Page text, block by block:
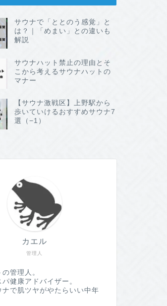
サウナで「ととのう感覚」と
は？｜「めまい」との違いも
解説
サウナハット禁止の理由とそ
こから考えるサウナハットの
マナー
【サウナ激戦区】上野駅から
歩いていけるおすすめサウナ7
選（−1）
管理人
カエル
管理人。
健康アドバイザー。
ナで肌ツヤがやたらいい中年